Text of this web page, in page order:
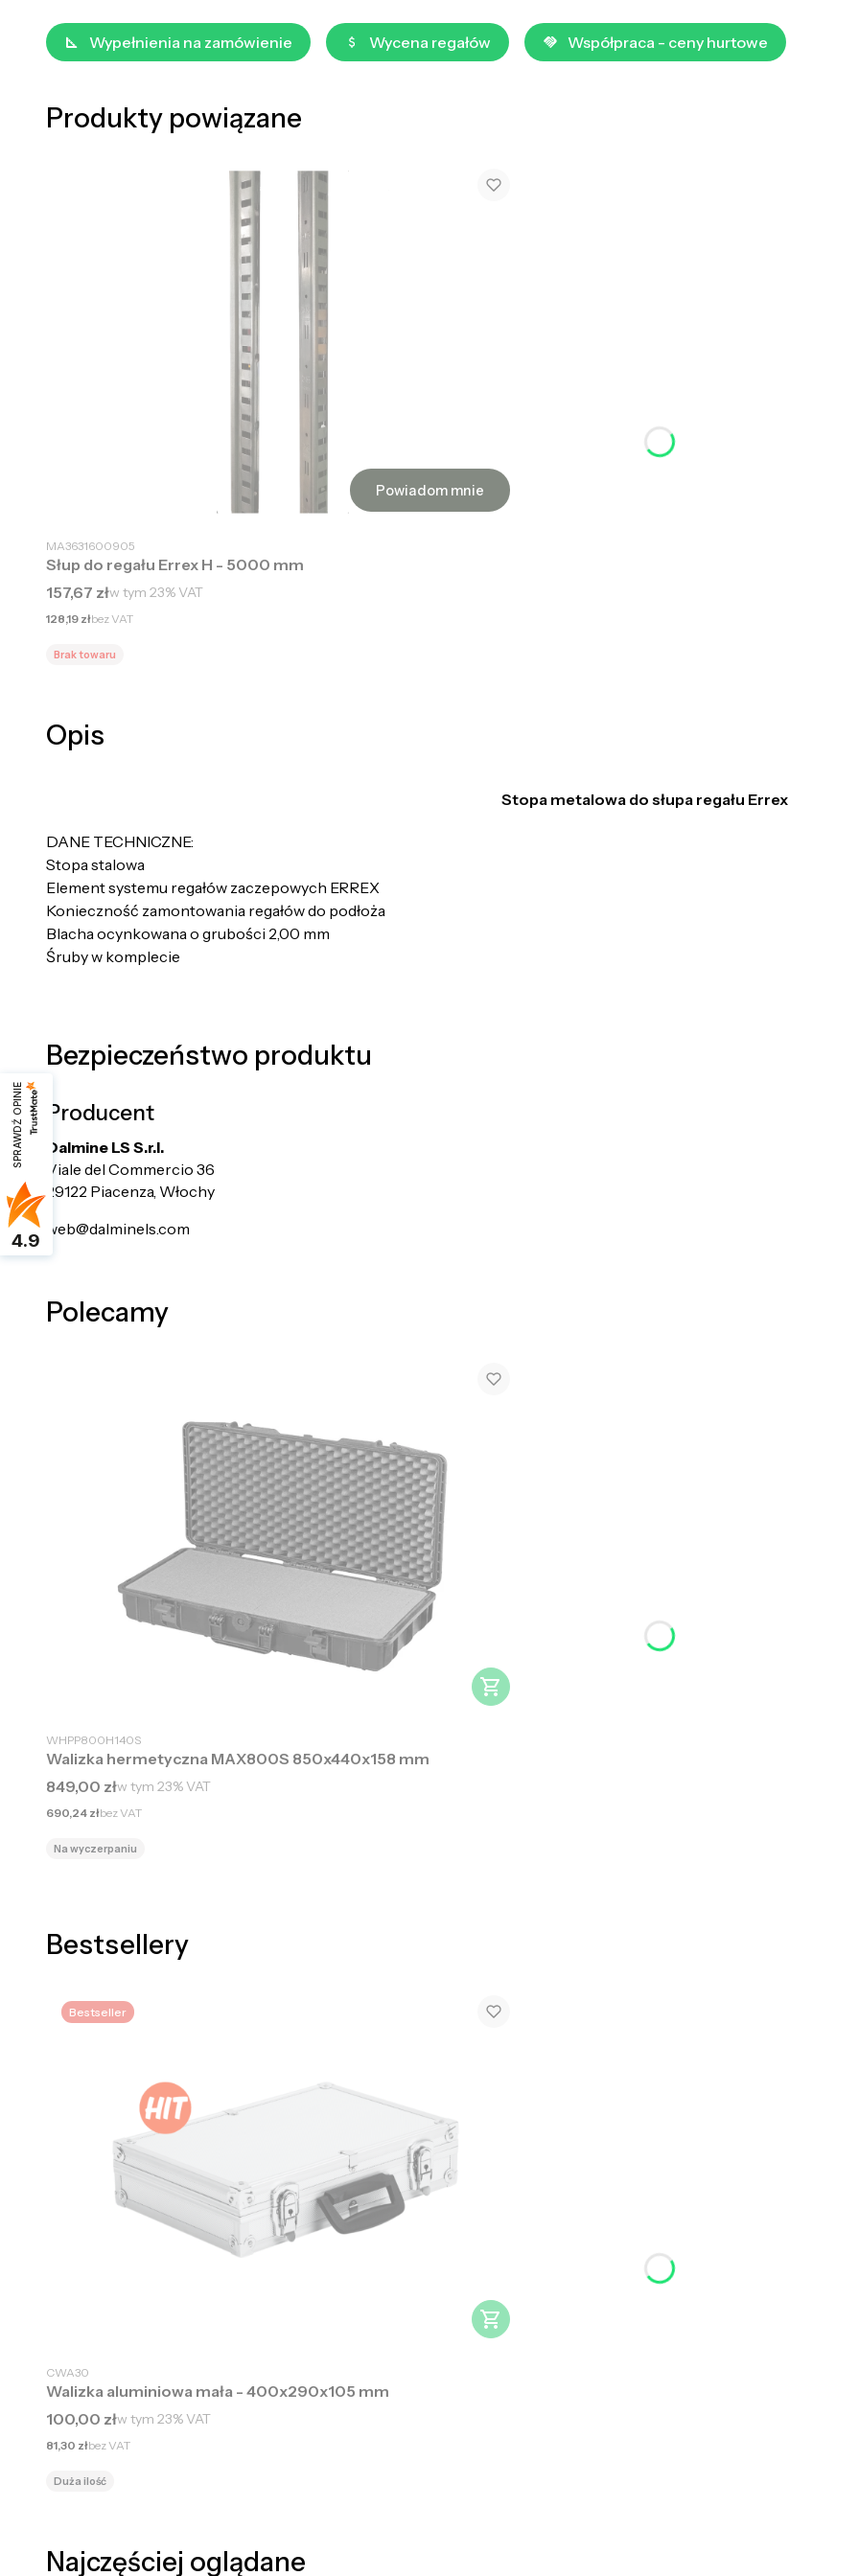
Wypełnienia na zamówienie Wycena regałów Współpraca - ceny hurtowe
Produkty powiązane
Powiadom mnie
MA3631600905
Słup do regału Errex H - 5000 mm
Cena brutto
157,67 złw tym 23%VAT
Cena netto
128,19 złbez VAT
Brak towaru
Opis
Stopa metalowa do słupa regału Errex
DANE TECHNICZNE:
Stopa stalowa
Element systemu regałów zaczepowych ERREX
Konieczność zamontowania regałów do podłoża
Blacha ocynkowana o grubości 2,00 mm
Śruby w komplecie
Bezpieczeństwo produktu
Producent
Dalmine LS S.r.l.
Viale del Commercio 36
29122 Piacenza, Włochy
web@dalminels.com
Polecamy
WHPP800H140S
Walizka hermetyczna MAX800S 850x440x158 mm
Cena brutto
849,00 złw tym 23%VAT
Cena netto
690,24 złbez VAT
Na wyczerpaniu
Bestsellery
Bestseller
CWA30
Walizka aluminiowa mała - 400x290x105 mm
Cena brutto
100,00 złw tym 23%VAT
Cena netto
81,30 złbez VAT
Duża ilość
Najczęściej oglądane
SPRAWDŹ OPINIE
4.9